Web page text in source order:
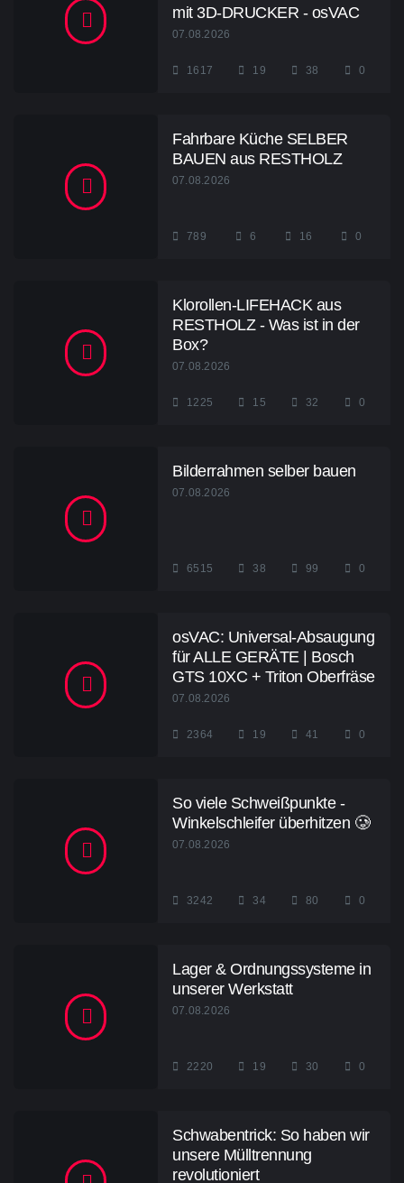
mit 3D-DRUCKER - osVAC
07.08.2026
1617 19 38 0
Fahrbare Küche SELBER
BAUEN aus RESTHOLZ
07.08.2026
789 6 16 0
Klorollen-LIFEHACK aus
RESTHOLZ - Was ist in der
Box?
07.08.2026
1225 15 32 0
Bilderrahmen selber bauen
07.08.2026
6515 38 99 0
osVAC: Universal-Absaugung
für ALLE GERÄTE | Bosch
GTS 10XC + Triton Oberfräse
07.08.2026
2364 19 41 0
So viele Schweißpunkte -
Winkelschleifer überhitzen 🥲
07.08.2026
3242 34 80 0
Lager & Ordnungssysteme in
unserer Werkstatt
07.08.2026
2220 19 30 0
Schwabentrick: So haben wir
unsere Mülltrennung
revolutioniert